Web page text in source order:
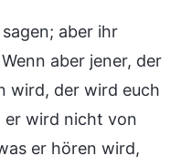
aber ihr
aber jener, der
wird, der wird euch
er wird nicht von
er hören wird,